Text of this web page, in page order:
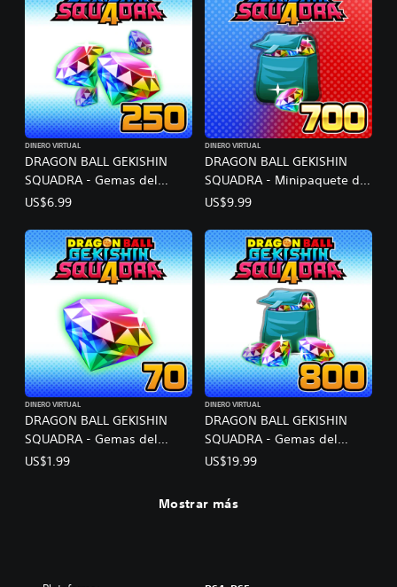
DRAGON BALL GEKISHIN
SQUADRA - Gemas del
dragón B
DINERO VIRTUAL
US$6.99
DRAGON BALL GEKISHIN
SQUADRA - Minipaquete de
inicio #2
DINERO VIRTUAL
US$9.99
DRAGON BALL GEKISHIN
SQUADRA - Gemas del
dragón A
DINERO VIRTUAL
US$1.99
DRAGON BALL GEKISHIN
SQUADRA - Gemas del
dragón C
DINERO VIRTUAL
US$19.99
Mostrar más